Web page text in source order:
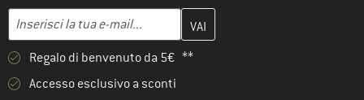
Indirizzo e-mail
Inserisci qui il tuo indirizzo e-mail e crea il tuo account cliente
Regalo di benvenuto da 5€ **
Accesso esclusivo a sconti